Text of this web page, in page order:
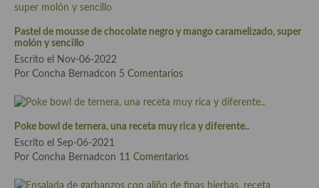
Cocina Azerí (Azerbaiyán)
Cocina de Egipto
Cocina de Tunez
Cocina Oriental
Cocina Tailandesa
Cocina Japonesa
Cocina Vietnamita
Pastel de mousse de chocolate negro y mango caramelizado, super
molón y sencillo
Escrito el Nov-06-2022
Por Concha Bernadcon 5 Comentarios
Poke bowl de ternera, una receta muy rica y diferente..
Escrito el Sep-06-2021
Por Concha Bernadcon 11 Comentarios